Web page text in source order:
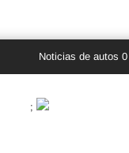
Noticias de autos 0 km en
;